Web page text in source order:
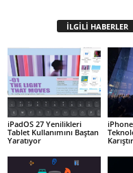
İLGİLİ HABERLER
iPadOS 27 Yenilikleri
Tablet Kullanımını Baştan
Yaratıyor